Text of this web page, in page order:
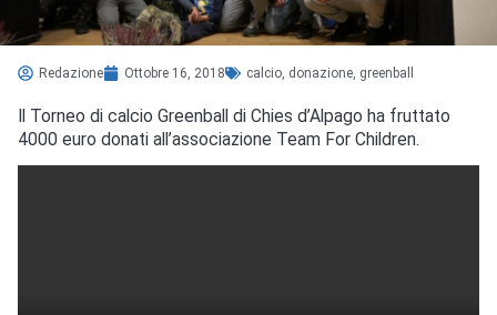
Redazione Ottobre 16, 2018 calcio donazione greenball
Il Torneo di calcio Greenball di Chies d’Alpago ha fruttato
4000 euro donati all’associazione Team For Children.